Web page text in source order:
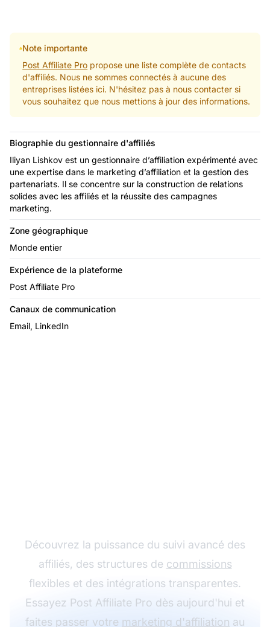
Note importante
Post Affiliate Pro propose une liste complète de contacts
d'affiliés. Nous ne sommes connectés à aucune des
entreprises listées ici. N'hésitez pas à nous contacter si
vous souhaitez que nous mettions à jour des informations.
Biographie du gestionnaire d'affiliés
Iliyan Lishkov est un gestionnaire d’affiliation expérimenté avec
une expertise dans le marketing d’affiliation et la gestion des
partenariats. Il se concentre sur la construction de relations
solides avec les affiliés et la réussite des campagnes
marketing.
Zone géographique
Monde entier
Expérience de la plateforme
Post Affiliate Pro
Canaux de communication
Email, LinkedIn
Découvrez la puissance du suivi avancé des
affiliés, des structures de commissions
flexibles et des intégrations transparentes.
Essayez Post Affiliate Pro dès aujourd'hui et
faites passer votre marketing d'affiliation au